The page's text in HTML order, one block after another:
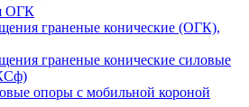
ОГК
граненые конические (ОГК),
граненые конические силовые
опоры с мобильной короной